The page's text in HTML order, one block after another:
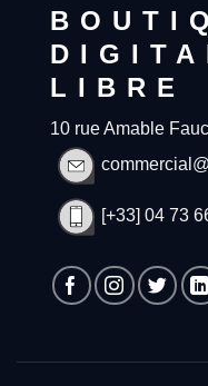
LIBRE
10 rue Amable
[+33] 04 73